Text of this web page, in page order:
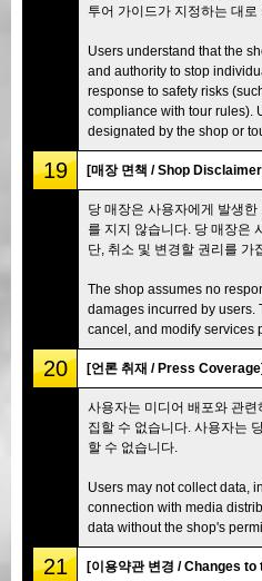
투어 가이드가 지정하는 대로
Users understand that the
and authority to stop
response to safety risks
compliance with tour rules).
designated by the shop or
19 [매장 면책 / Shop
당 매장은 사용자에게 발생
를 지지 않습니다. 당 매장은
단, 취소 및 변경할 권리를 가
The shop assumes no
damages incurred by users.
cancel, and modify services
20 [언론 취재 / Press
사용자는 미디어 배포와 관
집할 수 없습니다. 사용자는
할 수 없습니다.
Users may not collect data,
connection with media
data without the shop's
21 [이용약관 변경 / Changes